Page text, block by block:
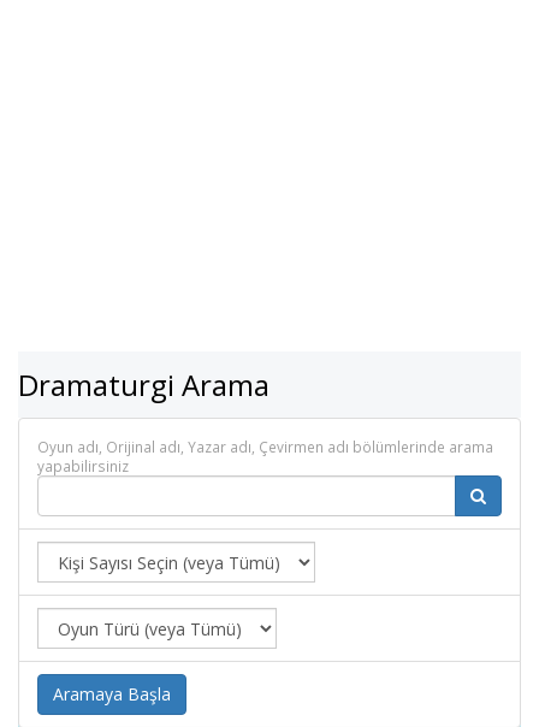
Dramaturgi Arama
Oyun adı, Orijinal adı, Yazar adı, Çevirmen adı bölümlerinde arama
yapabilirsiniz
Aramaya Başla